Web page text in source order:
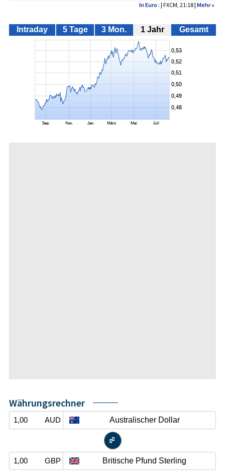
In Euro : | FXCM, 21:18 | Mehr»
Intraday 5 Tage 3 Mon. 1 Jahr Gesamt
Währungsrechner
AUD Australischer Dollar

GBP Britische Pfund Sterling